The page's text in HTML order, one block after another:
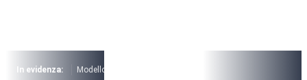
In evidenza: Modello 730
Lorem ipsum dolor sit amet consectetur